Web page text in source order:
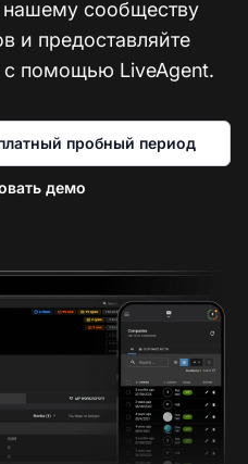
сообществу
и предоставляйте
помощью LiveAgent.
пробный период
демо